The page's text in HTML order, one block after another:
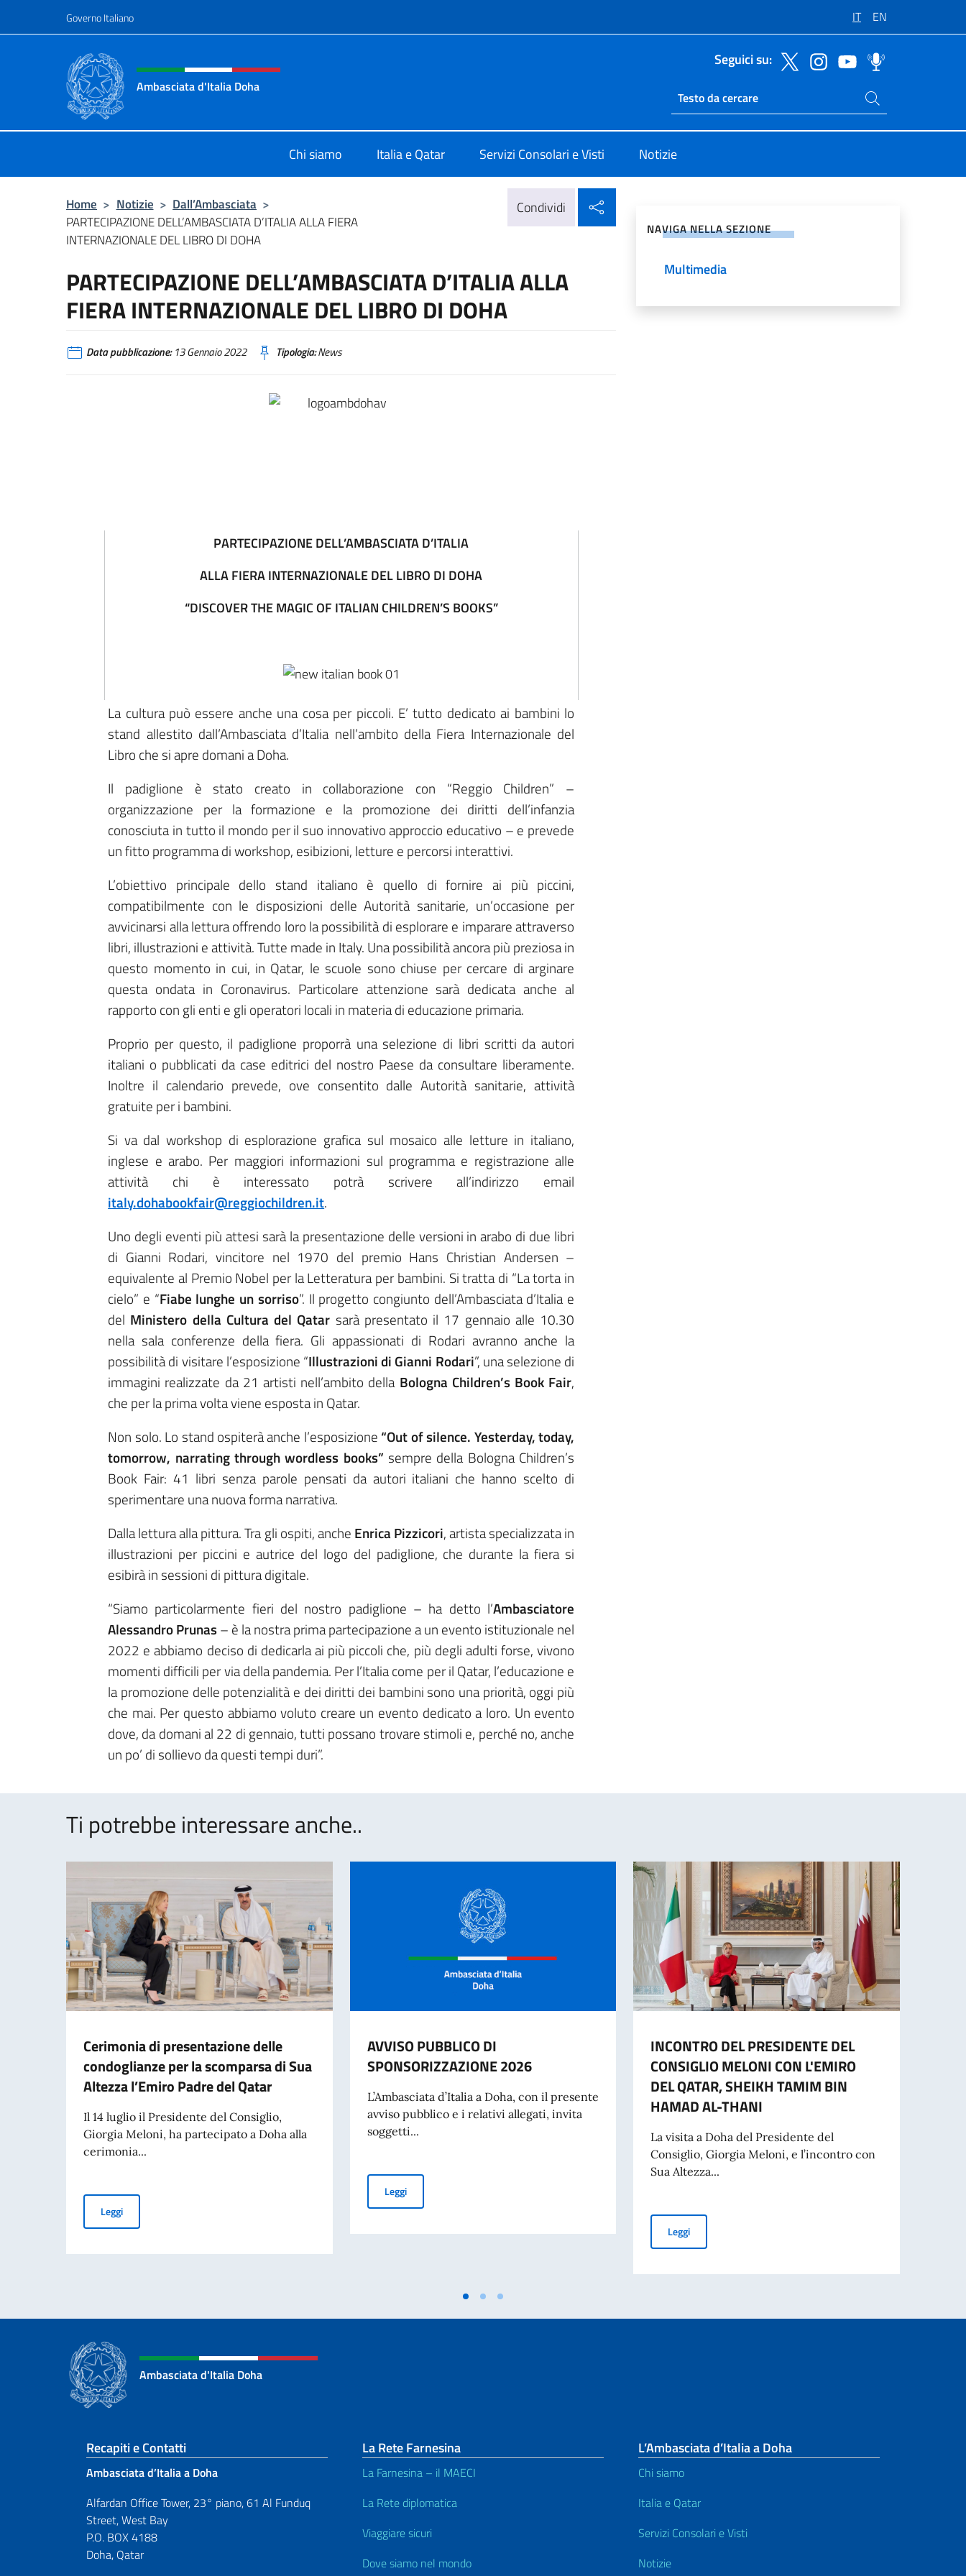
Governo Italiano IT EN
Intestazione sito, social e menù
Ambasciata d'Italia Doha
Seguici su:
Ricerca sito live
Cerca nel sito
Chi siamo Italia e Qatar Servizi Consolari e Visti Notizie
Home > Notizie > Dall’Ambasciata >
PARTECIPAZIONE DELL’AMBASCIATA D’ITALIA ALLA FIERA
INTERNAZIONALE DEL LIBRO DI DOHA
Condividi
PARTECIPAZIONE DELL’AMBASCIATA D’ITALIA ALLA
FIERA INTERNAZIONALE DEL LIBRO DI DOHA
Data pubblicazione:13 Gennaio 2022 Tipologia:News
PARTECIPAZIONE DELL’AMBASCIATA D’ITALIA
ALLA FIERA INTERNAZIONALE DEL LIBRO DI DOHA
“DISCOVER THE MAGIC OF ITALIAN CHILDREN’S BOOKS”
La cultura può essere anche una cosa per piccoli. E’ tutto dedicato ai bambini lo
stand allestito dall’Ambasciata d’Italia nell’ambito della Fiera Internazionale del
Libro che si apre domani a Doha.
Il padiglione è stato creato in collaborazione con “Reggio Children” –
organizzazione per la formazione e la promozione dei diritti dell’infanzia
conosciuta in tutto il mondo per il suo innovativo approccio educativo – e prevede
un fitto programma di workshop, esibizioni, letture e percorsi interattivi.
L’obiettivo principale dello stand italiano è quello di fornire ai più piccini,
compatibilmente con le disposizioni delle Autorità sanitarie, un’occasione per
avvicinarsi alla lettura offrendo loro la possibilità di esplorare e imparare attraverso
libri, illustrazioni e attività. Tutte made in Italy. Una possibilità ancora più preziosa in
questo momento in cui, in Qatar, le scuole sono chiuse per cercare di arginare
questa ondata in Coronavirus. Particolare attenzione sarà dedicata anche al
rapporto con gli enti e gli operatori locali in materia di educazione primaria.
Proprio per questo, il padiglione proporrà una selezione di libri scritti da autori
italiani o pubblicati da case editrici del nostro Paese da consultare liberamente.
Inoltre il calendario prevede, ove consentito dalle Autorità sanitarie, attività
gratuite per i bambini.
Si va dal workshop di esplorazione grafica sul mosaico alle letture in italiano,
inglese e arabo. Per maggiori informazioni sul programma e registrazione alle
attività chi è interessato potrà scrivere all’indirizzo email
italy.dohabookfair@reggiochildren.it.
Uno degli eventi più attesi sarà la presentazione delle versioni in arabo di due libri
di Gianni Rodari, vincitore nel 1970 del premio Hans Christian Andersen –
equivalente al Premio Nobel per la Letteratura per bambini. Si tratta di “La torta in
cielo” e “Fiabe lunghe un sorriso”. Il progetto congiunto dell’Ambasciata d’Italia e
del Ministero della Cultura del Qatar sarà presentato il 17 gennaio alle 10.30
nella sala conferenze della fiera. Gli appassionati di Rodari avranno anche la
possibilità di visitare l’esposizione “Illustrazioni di Gianni Rodari”, una selezione di
immagini realizzate da 21 artisti nell’ambito della Bologna Children’s Book Fair,
che per la prima volta viene esposta in Qatar.
Non solo. Lo stand ospiterà anche l’esposizione “Out of silence. Yesterday, today,
tomorrow, narrating through wordless books” sempre della Bologna Children’s
Book Fair: 41 libri senza parole pensati da autori italiani che hanno scelto di
sperimentare una nuova forma narrativa.
Dalla lettura alla pittura. Tra gli ospiti, anche Enrica Pizzicori, artista specializzata in
illustrazioni per piccini e autrice del logo del padiglione, che durante la fiera si
esibirà in sessioni di pittura digitale.
“Siamo particolarmente fieri del nostro padiglione – ha detto l’Ambasciatore
Alessandro Prunas– è la nostra prima partecipazione a un evento istituzionale nel
2022 e abbiamo deciso di dedicarla ai più piccoli che, più degli adulti forse, vivono
momenti difficili per via della pandemia. Per l’Italia come per il Qatar, l’educazione e
la promozione delle potenzialità e dei diritti dei bambini sono una priorità, oggi più
che mai. Per questo abbiamo voluto creare un evento dedicato a loro. Un evento
dove, da domani al 22 di gennaio, tutti possano trovare stimoli e, perché no, anche
un po’ di sollievo da questi tempi duri”.
NAVIGA NELLA SEZIONE
Multimedia
Ti potrebbe interessare anche..
Cerimonia di presentazione delle
condoglianze per la scomparsa di Sua
Altezza l’Emiro Padre del Qatar
Il 14 luglio il Presidente del Consiglio,
Giorgia Meloni, ha partecipato a Doha alla
cerimonia...
LeggiCerimonia di presentazione delle condoglianze per la scomparsa di Sua Altezza l’Emiro Padre del Qatar
AVVISO PUBBLICO DI
SPONSORIZZAZIONE 2026
L’Ambasciata d’Italia a Doha, con il presente
avviso pubblico e i relativi allegati, invita
soggetti...
LeggiAVVISO PUBBLICO DI SPONSORIZZAZIONE 2026
INCONTRO DEL PRESIDENTE DEL
CONSIGLIO MELONI CON L'EMIRO
DEL QATAR, SHEIKH TAMIM BIN
HAMAD AL-THANI
La visita a Doha del Presidente del
Consiglio, Giorgia Meloni, e l’incontro con
Sua Altezza...
LeggiINCONTRO DEL PRESIDENTE DEL CONSIGLIO MELONI CON
Ambasciata d'Italia Doha
Sezione footer
Recapiti e Contatti
Ambasciata d’Italia a Doha
Alfardan Office Tower, 23° piano, 61 Al Funduq
Street, West Bay
P.O. BOX 4188
Doha, Qatar
La Rete Farnesina
La Farnesina – il MAECI
La Rete diplomatica
Viaggiare sicuri
Dove siamo nel mondo
L’Ambasciata d’Italia a Doha
Chi siamo
Italia e Qatar
Servizi Consolari e Visti
Notizie